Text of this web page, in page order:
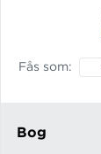
Fås som
Bog